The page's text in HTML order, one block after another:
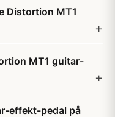
Distortion MT1
MT1 guitar-
effekt-pedal på